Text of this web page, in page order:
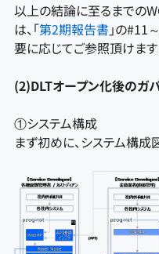
以上の結論に至るまでの
は、「第2期報告書 」の#11
要に応じてご参照頂けます
(2)DLTオープン化後のガ
①システム構成
まず初めに、システム構成